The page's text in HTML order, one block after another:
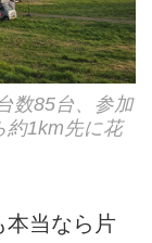
数85台、参加
1km先に花
本当なら片